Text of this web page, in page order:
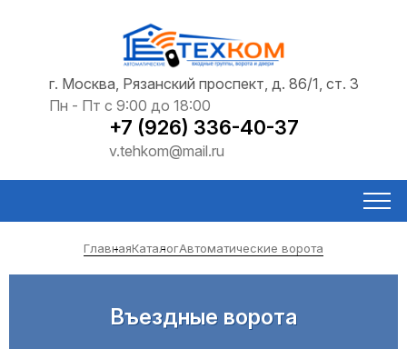
г. Москва, Рязанский проспект, д. 86/1, ст. 3
Пн - Пт с 9:00 до 18:00
+7 (926) 336-40-37
v.tehkom@mail.ru
ГлавнаяКаталогАвтоматические ворота
Въездные ворота